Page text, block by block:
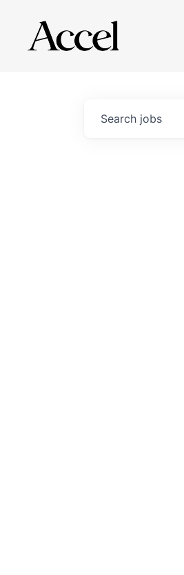
Search jobs